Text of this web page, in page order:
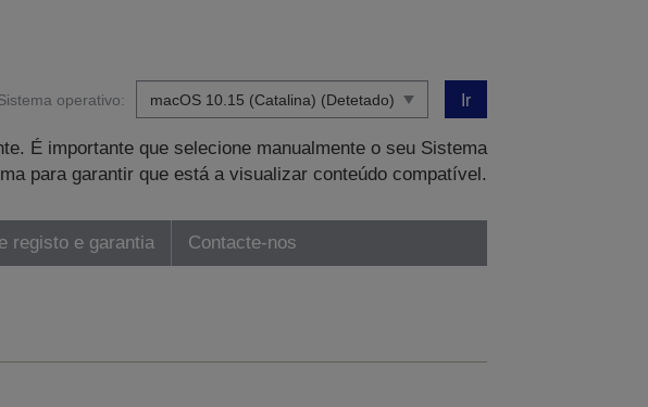
operativo: Ir
É importante que selecione manualmente o seu Sistema
para garantir que está a visualizar conteúdo compatível.
registo e garantia Contacte-nos